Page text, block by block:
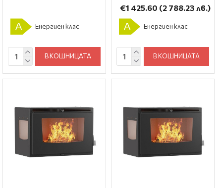
A Енергиен клас
В КОШНИЦАТА
€1 425.60 (2 788.23 лв.)
A Енергиен клас
В КОШНИЦАТА